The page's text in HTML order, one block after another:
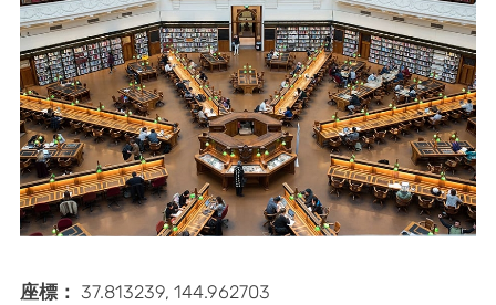
座標： 37.813239, 144.962703